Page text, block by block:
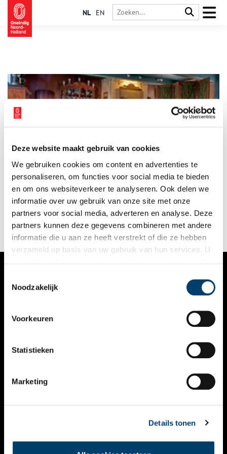
Deze website maakt gebruik van cookies
We gebruiken cookies om content en advertenties te
personaliseren, om functies voor social media te bieden
en om ons websiteverkeer te analyseren. Ook delen we
informatie over uw gebruik van onze site met onze
partners voor social media, adverteren en analyse. Deze
partners kunnen deze gegevens combineren met andere
informatie die u aan ze heeft verstrekt of die ze hebben
verzameld op basis van uw gebruik van hun services. U
Noodzakelijk
Voorkeuren
Statistieken
Marketing
Details tonen
NL EN
De Zaanse Schans is voor de gemiddelde Noord-Hollander
geen onbekend terrein meer. Ook bezoekers van ver over de
Nederlandse grenzen bezoeken in grote getale deze Windmill-
village near Amsterdam. Maar heb je de Zaanse Schans al vanaf
de andere kant leren kennen? In het Honig Breethuis, een van
de houten huizen aan de andere kant van de Zaan, leer je de
Zaanstreek kennen vanuit de ogen van een rijke Zaanse
koopmansfamilie.
VERHALEN
KALENDER
THEMA’S
VIDEO’S
CONTACT